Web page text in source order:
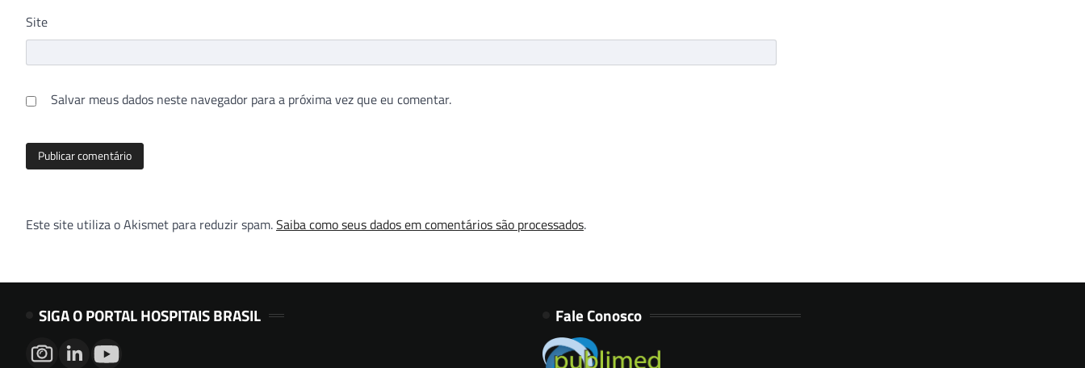
Site
Salvar meus dados neste navegador para a próxima vez que eu comentar.
Este site utiliza o Akismet para reduzir spam.Saiba como seus dados em comentários são processados.
SIGA O PORTAL HOSPITAIS BRASIL Fale Conosco